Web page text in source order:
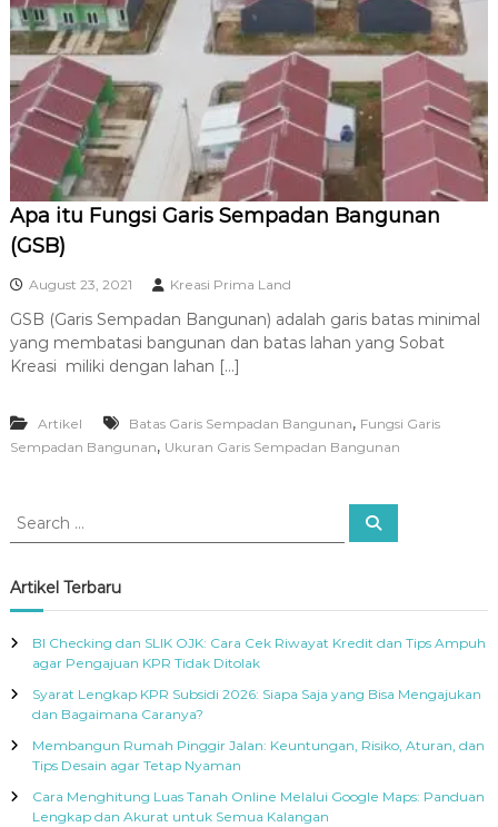
R
A
Apa itu Fungsi Garis Sempadan Bangunan
(GSB)
August 23, 2021 Kreasi Prima Land
GSB (Garis Sempadan Bangunan) adalah garis batas minimal
yang membatasi bangunan dan batas lahan yang Sobat
Kreasi miliki dengan lahan […]
Artikel Batas Garis Sempadan Bangunan, Fungsi Garis
Sempadan Bangunan, Ukuran Garis Sempadan Bangunan
S
r
c
f
r
S
Artikel Terbaru
BI Checking dan SLIK OJK: Cara Cek Riwayat Kredit dan Tips Ampuh
agar Pengajuan KPR Tidak Ditolak
Syarat Lengkap KPR Subsidi 2026: Siapa Saja yang Bisa Mengajukan
dan Bagaimana Caranya?
Membangun Rumah Pinggir Jalan: Keuntungan, Risiko, Aturan, dan
Tips Desain agar Tetap Nyaman
Cara Menghitung Luas Tanah Online Melalui Google Maps: Panduan
Lengkap dan Akurat untuk Semua Kalangan